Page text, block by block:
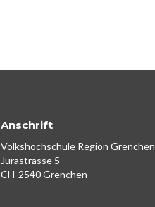
Anschrift
Volkshochschule Region Grenchen
Jurastrasse 5
CH-2540 Grenchen